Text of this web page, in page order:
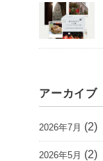
アーカイブ
2026年7月 (2)
2026年5月 (2)